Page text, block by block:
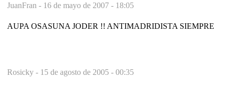
JuanFran - 16 de mayo de 2007 - 18:05
AUPA OSASUNA JODER !! ANTIMADRIDISTA SIEMPRE
Rosicky - 15 de agosto de 2005 - 00:35